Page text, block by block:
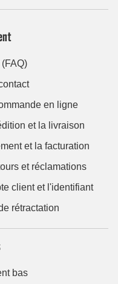
en ligne
et la livraison
et la facturation
et réclamations
client et l'identifiant
rétractation
bas